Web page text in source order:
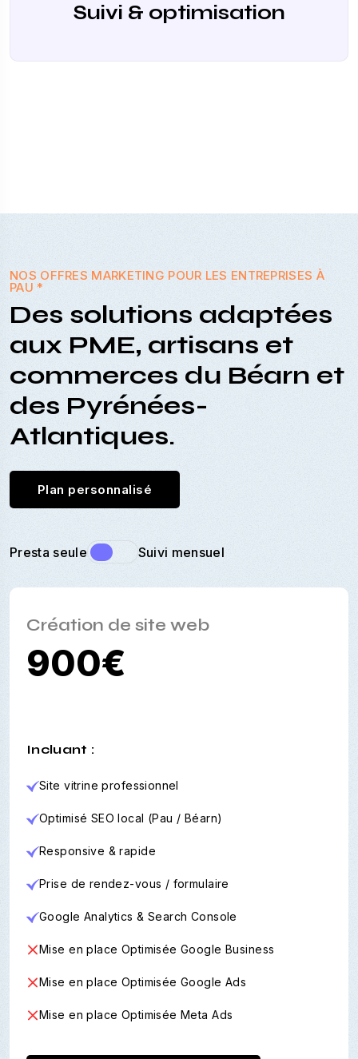
Suivi & optimisation
NOS OFFRES MARKETING POUR LES ENTREPRISES À
PAU *
Des solutions adaptées
aux PME, artisans et
commerces du Béarn et
des Pyrénées-
Atlantiques.
Plan personnalisé
Presta seule Suivi mensuel
Création de site web
900€
Incluant :
Site vitrine professionnel
Optimisé SEO local (Pau / Béarn)
Responsive & rapide
Prise de rendez-vous / formulaire
Google Analytics & Search Console
Mise en place Optimisée Google Business
Mise en place Optimisée Google Ads
Mise en place Optimisée Meta Ads